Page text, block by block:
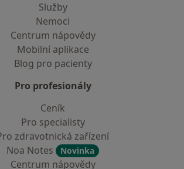
Služby
Nemoci
Centrum nápovědy
Mobilní aplikace
Blog pro pacienty
Pro profesionály
Ceník
Pro specialisty
zdravotnická zařízení
Noa Notes
Novinka
Centrum nápovědy